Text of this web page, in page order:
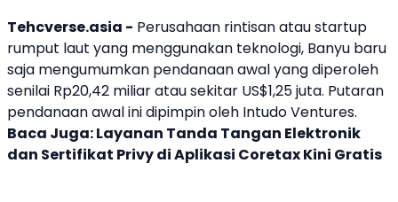
Tehcverse.asia - Perusahaan rintisan ataustartup
rumput laut yang menggunakan teknologi, Banyu baru
saja mengumumkan pendanaan awalyang diperoleh
senilai Rp20,42 miliar atau sekitar US$1,25 juta. Putaran
pendanaan awalini dipimpin oleh Intudo Ventures.
Baca Juga:Layanan Tanda Tangan Elektronik
dan Sertifikat Privy di Aplikasi Coretax Kini Gratis